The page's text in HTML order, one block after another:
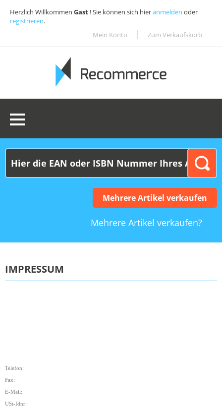
Herzlich Willkommen Gast ! Sie können sich hieranmelden oder
registrieren.
Mein Konto
Zum Verkaufskorb
Mehrere Artikel verkaufen
Mehrere Artikel verkaufen?
IMPRESSUM
Telefon:
Fax:
E-Mail:
USt-Idnr: